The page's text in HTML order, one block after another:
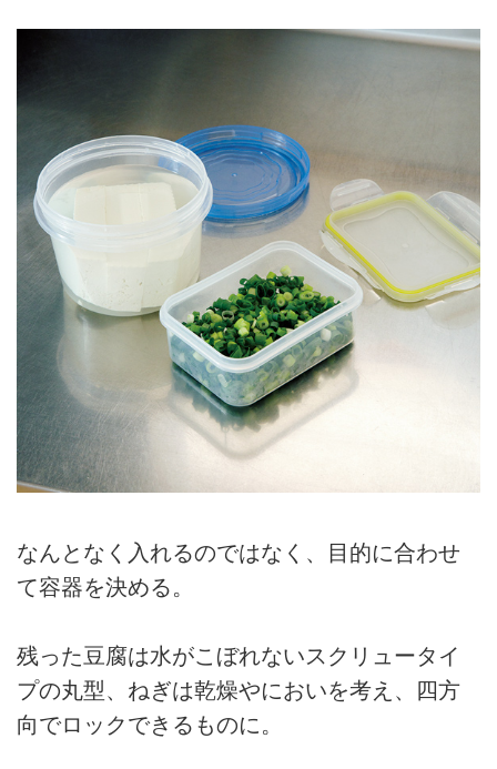
なんとなく入れるのではなく、目的に合わせ
て容器を決める。
残った豆腐は水がこぼれないスクリュータイ
プの丸型、ねぎは乾燥やにおいを考え、四方
向でロックできるものに。